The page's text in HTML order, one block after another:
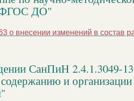
ФГОС ДО"
о внесении изменений в состав
СанПиН 2.4.1.3049-
содержанию и